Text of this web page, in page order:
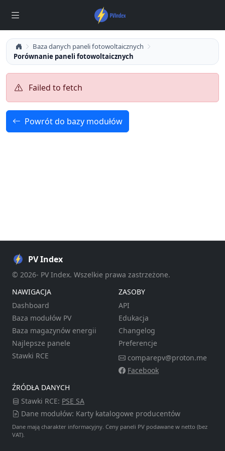
Baza danych paneli fotowoltaicznych
Porównanie paneli fotowoltaicznych
Failed to fetch
Powrót do bazy modułów
PV Index
© 2026- PV Index. Wszelkie prawa zastrzeżone.
NAWIGACJA
Dashboard
Baza modułów PV
Baza magazynów energii
Najlepsze panele
Stawki RCE
ZASOBY
API
Edukacja
Changelog
Preferencje
comparepv@proton.me
Facebook
ŹRÓDŁA DANYCH
Stawki RCE: PSE SA
Dane modułów: Karty katalogowe producentów
Dane mają charakter informacyjny. Ceny paneli PV podawane w netto (bez
VAT).